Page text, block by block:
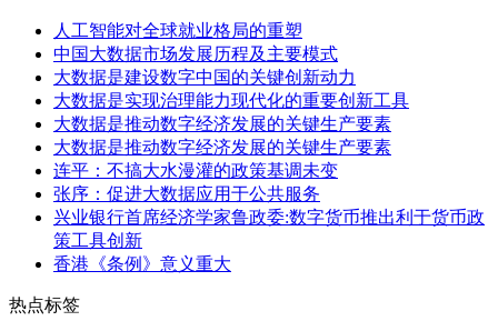
人工智能对全球就业格局的重塑
中国大数据市场发展历程及主要模式
大数据是建设数字中国的关键创新动力
大数据是实现治理能力现代化的重要创新工具
大数据是推动数字经济发展的关键生产要素
大数据是推动数字经济发展的关键生产要素
连平：不搞大水漫灌的政策基调未变
张序：促进大数据应用于公共服务
兴业银行首席经济学家鲁政委:数字货币推出利于货币政
策工具创新
香港《条例》意义重大
热点标签